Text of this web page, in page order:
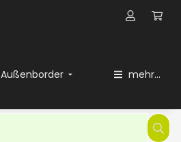
Außenborder mehr...